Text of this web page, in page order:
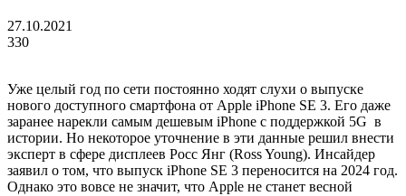
27.10.2021
330
Уже целый год по сети постоянно ходят слухи о выпуске
нового доступного смартфона от Apple iPhone SE 3. Его даже
заранее нарекли самым дешевым iPhone с поддержкой 5G в
истории. Но некоторое уточнение в эти данные решил внести
эксперт в сфере дисплеев Росс Янг (Ross Young). Инсайдер
заявил о том, что выпуск iPhone SE 3 переносится на 2024 год.
Однако это вовсе не значит, что Apple не станет весной